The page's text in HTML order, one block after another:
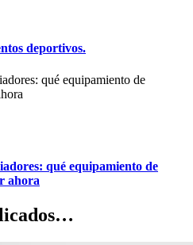
deportivos.
qué equipamiento de
ahora